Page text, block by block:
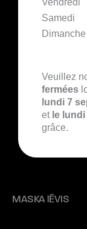
Samedi
Dimanche
Veuillez
fermées
lundi 7
et le
grâce.
MASKA lÉVIS